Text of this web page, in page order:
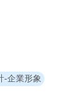
-企業形象